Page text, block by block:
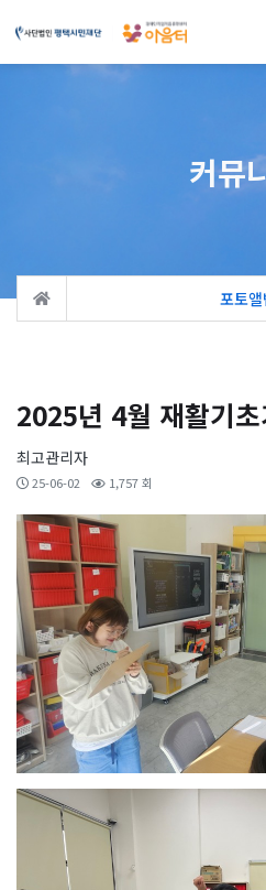
커뮤
포토앨
2025년 4월 재활기
최고관리자
25-06-02 1,757 회